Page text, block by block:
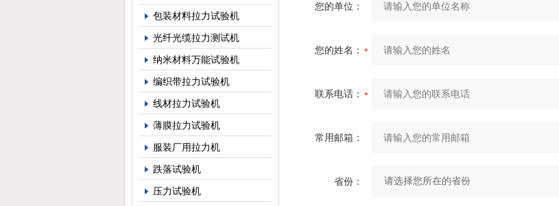
包装材料拉力试验机
光纤光缆拉力测试机
纳米材料万能试验机
编织带拉力试验机
线材拉力试验机
薄膜拉力试验机
服装厂用拉力机
跌落试验机
压力试验机
您的单位：
您的姓名：
联系电话：
常用邮箱：
省份：